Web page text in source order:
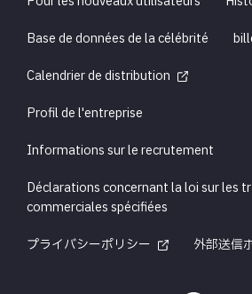
Base de données de la célébrité
Calendrier de distribution
Profil de l'entreprise
Informations sur le recrutement
Déclarations concernant la loi sur les
commerciales spécifiées
プライバシーポリシー
外部送信